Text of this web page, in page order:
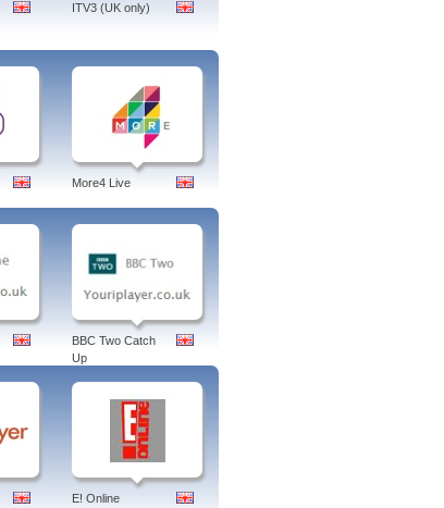
ITV3 (UK only)
More4 Live
BBC Two Catch
Up
E! Online